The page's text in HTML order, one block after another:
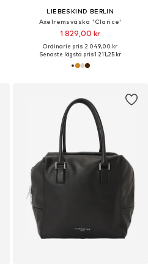
LIEBESKIND BERLIN
Axelremsväska 'Clarice'
1 829,00 kr
Ordinarie pris: 2 049,00 kr
Senaste lägsta pris:1 211,25 kr